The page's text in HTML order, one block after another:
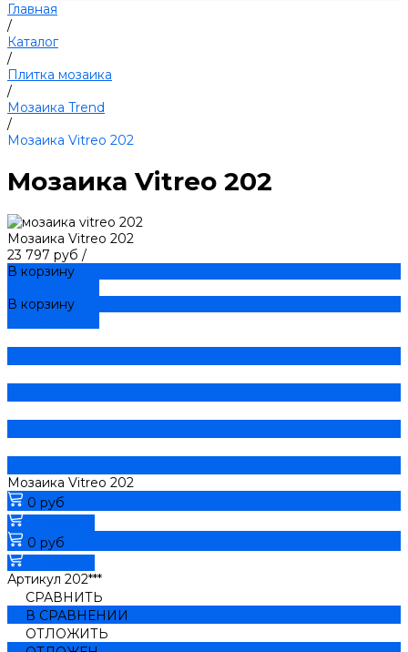
Главная
/
Каталог
/
Плитка мозаика
/
Мозаика Trend
/
Мозаика Vitreo 202
Мозаика Vitreo 202
Мозаика Vitreo 202
23 797 руб /
В корзину
В корзину
Мозаика Vitreo 202
0 руб
0 руб
Артикул 202***
СРАВНИТЬ
В СРАВНЕНИИ
ОТЛОЖИТЬ